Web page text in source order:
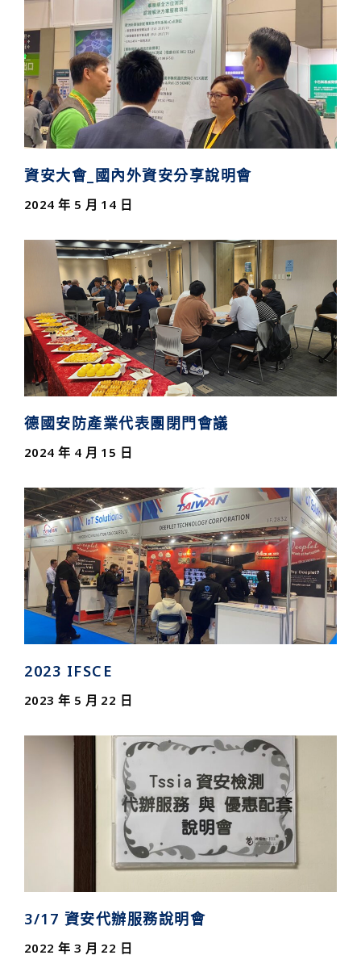
資安大會_國內外資安分享說明會
2024 年 5 月 14 日
德國安防產業代表團閉門會議
2024 年 4 月 15 日
2023 IFSCE
2023 年 5 月 22 日
3/17 資安代辦服務說明會
2022 年 3 月 22 日